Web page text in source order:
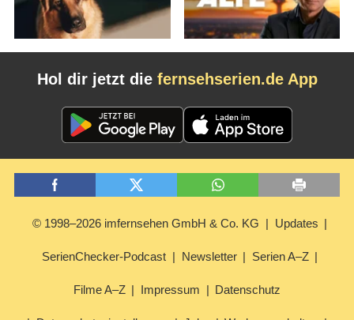
Hol dir jetzt die fernsehserien.de App
© 1998–2026 imfernsehen GmbH & Co. KG Updates
SerienChecker-Podcast Newsletter Serien A–Z
Filme A–Z Impressum Datenschutz